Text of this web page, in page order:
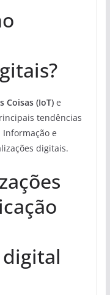
Coisas (IoT)e
tendências
Informação e
digitais.